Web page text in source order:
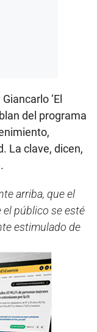
‘El
del programa
La clave, dicen,
arriba, que el
el público se esté
estimulado de